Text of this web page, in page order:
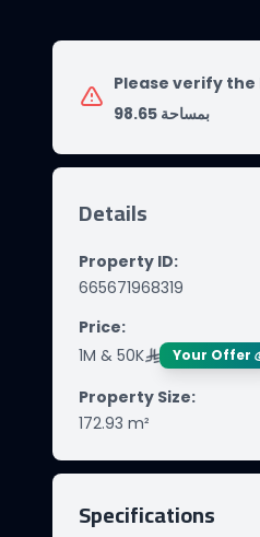
Please verify
بمساحة 98.65
Details
Property ID:
665671968319
Price:
1M & 50K
Your Offer
Property Size:
172.93 m²
Specifications